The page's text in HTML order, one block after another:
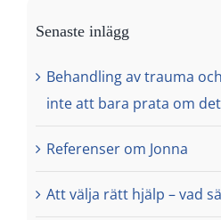
Senaste inlägg
Behandling av trauma
inte att bara prata om det
Referenser om Jonna
Att välja rätt hjälp – vad